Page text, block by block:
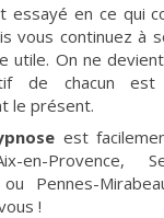
essayé en ce qui
vous continuez à
utile. On ne
de chacun
le présent.
est
en-Provence,
ou Pennes-
!